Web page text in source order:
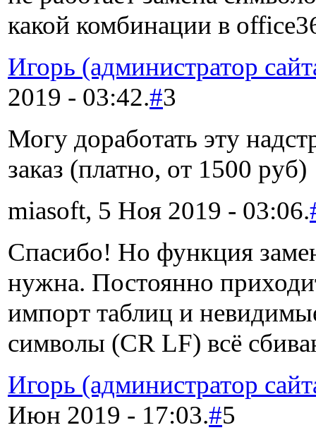
какой комбинации в
Игорь (администратор
2019 - 03:42.#3
Могу доработать эту
заказ (платно, от 1500 руб)
miasoft, 5 Ноя 2019 - 03:06.
Спасибо! Но функция
нужна. Постоянно
импорт таблиц и
символы (CR LF) всё
Игорь (администратор
Июн 2019 - 17:03.#5